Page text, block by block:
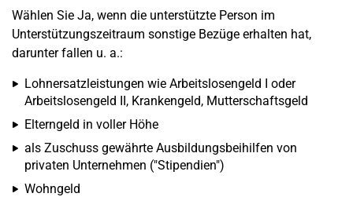
Wählen Sie Ja, wenn die unterstützte Person im
Unterstützungszeitraum sonstige Bezüge erhalten hat,
darunter fallen u. a.:
Lohnersatzleistungen wie Arbeitslosengeld I oder
Arbeitslosengeld II, Krankengeld, Mutterschaftsgeld
Elterngeld in voller Höhe
als Zuschuss gewährte Ausbildungsbeihilfen von
privaten Unternehmen ("Stipendien")
Wohngeld